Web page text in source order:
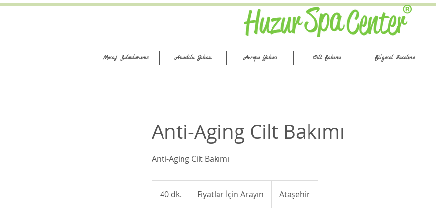
Masaj Salonlarımız Anadolu Yakası Avrupa Yakası Cilt Bakımı Bölgesel İncelme
Anti-Aging Cilt Bakımı
Anti-Aging Cilt Bakımı
40 dk.
0
ArayınFiyatlar İçin Arayın Ataşehir